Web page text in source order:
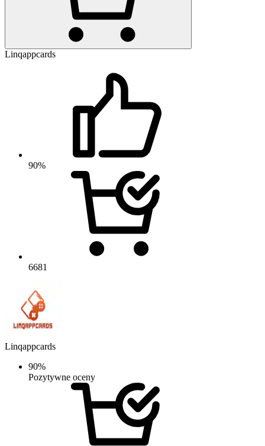
Linqappcards
90%
6681
Linqappcards
90%
Pozytywne oceny